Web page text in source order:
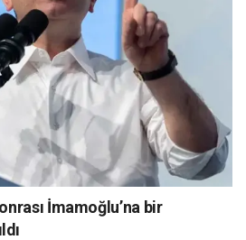
İmamoğlu’na bir